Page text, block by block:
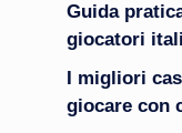
Guida
giocatori
I migliori
giocare con